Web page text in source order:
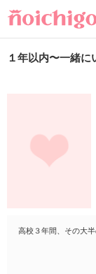
１年以内〜一緒に
高校３年間、その大